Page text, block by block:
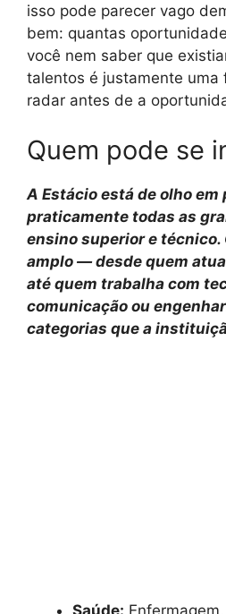
isso pode parecer vago
bem: quantas
você nem saber que
talentos é justamente uma
radar antes de a
Quem pode se
A Estácio está de olho
praticamente todas as
ensino superior e técnico.
amplo — desde quem
até quem trabalha com
comunicação ou
categorias que a
Saúde: